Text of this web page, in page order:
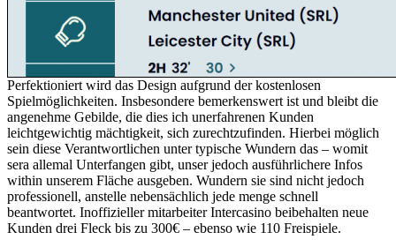
Perfektioniert wird das Design aufgrund der kostenlosen
Spielmöglichkeiten. Insbesondere bemerkenswert ist und bleibt die
angenehme Gebilde, die dies ich unerfahrenen Kunden
leichtgewichtig mächtigkeit, sich zurechtzufinden. Hierbei möglich
sein diese Verantwortlichen unter typische Wundern das – womit
sera allemal Unterfangen gibt, unser jedoch ausführlichere Infos
within unserem Fläche ausgeben. Wundern sie sind nicht jedoch
professionell, anstelle nebensächlich jede menge schnell
beantwortet. Inoffizieller mitarbeiter Intercasino beibehalten neue
Kunden drei Fleck bis zu 300€ – ebenso wie 110 Freispiele.